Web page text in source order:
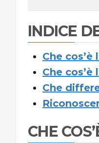
INDICE
Che cos’è
Che cos’è
Che
CHE